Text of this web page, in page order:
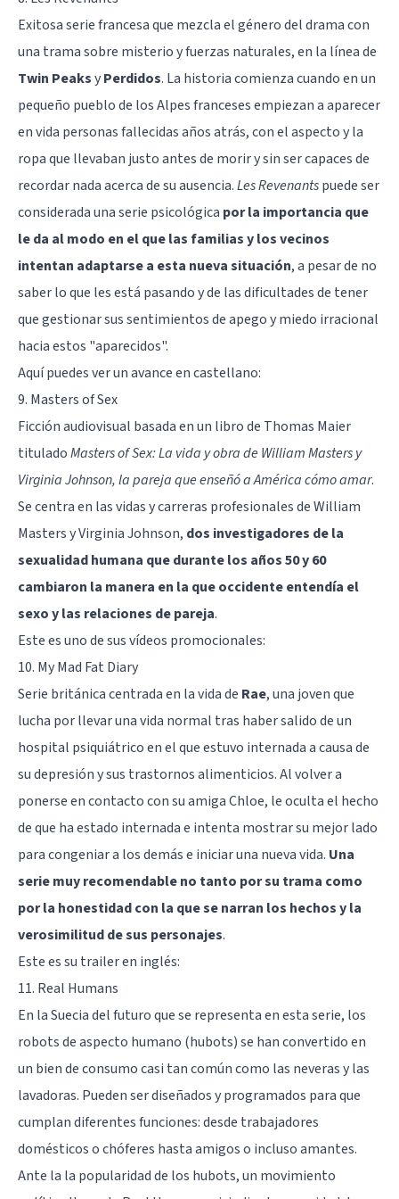
Exitosa serie francesa que mezcla el género del drama con
una trama sobre misterio y fuerzas naturales, en la línea de
Twin PeaksyPerdidos. La historia comienza cuando en un
pequeño pueblo de los Alpes franceses empiezan a aparecer
en vida personas fallecidas años atrás, con el aspecto y la
ropa que llevaban justo antes de morir y sin ser capaces de
recordar nada acerca de su ausencia.Les Revenantspuede ser
considerada una serie psicológica por la importancia que
le da al modo en el que las familias y los vecinos
intentan adaptarse a esta nueva situación, a pesar de no
saber lo que les está pasando y de las dificultades de tener
que gestionar sus sentimientos de apego y miedo irracional
hacia estos "aparecidos".
Aquí puedes ver un avance en castellano:
9. Masters of Sex
Ficción audiovisual basada en un libro de Thomas Maier
tituladoMasters of Sex: La vida y obra de William Masters y
Virginia Johnson, la pareja que enseñó a América cómo amar.
Se centra en las vidas y carreras profesionales de William
Masters y Virginia Johnson, dos investigadores de la
sexualidad humana que durante los años 50 y 60
cambiaron la manera en la que occidente entendía el
sexo y las relaciones de pareja.
Este es uno de sus vídeos promocionales:
10. My Mad Fat Diary
Serie británica centrada en la vida de Rae, una joven que
lucha por llevar una vida normal tras haber salido de un
hospital psiquiátrico en el que estuvo internada a causa de
sudepresióny sus trastornos alimenticios. Al volver a
ponerse en contacto con su amiga Chloe, le oculta el hecho
de que ha estado internada e intenta mostrar su mejor lado
para congeniar a los demás e iniciar una nueva vida. Una
serie muy recomendable no tanto por su trama como
por la honestidad con la que se narran los hechos y la
verosimilitud de sus personajes.
Este es su trailer en inglés:
11. Real Humans
En la Suecia del futuro que se representa en esta serie, los
robots de aspecto humano (hubots) se han convertido en
un bien de consumo casi tan común como las neveras y las
lavadoras. Pueden ser diseñados y programados para que
cumplan diferentes funciones: desde trabajadores
domésticos o chóferes hasta amigos o incluso amantes.
Ante la la popularidad de los hubots, un movimiento